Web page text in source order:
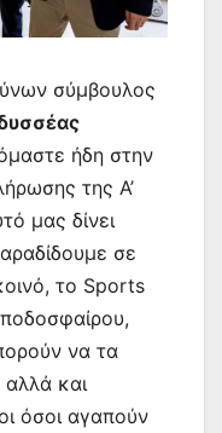
σύμβουλος
ήδη στην
της Α’
μας δίνει
σε
το Sports
να τα
αλλά και
όσοι αγαπούν